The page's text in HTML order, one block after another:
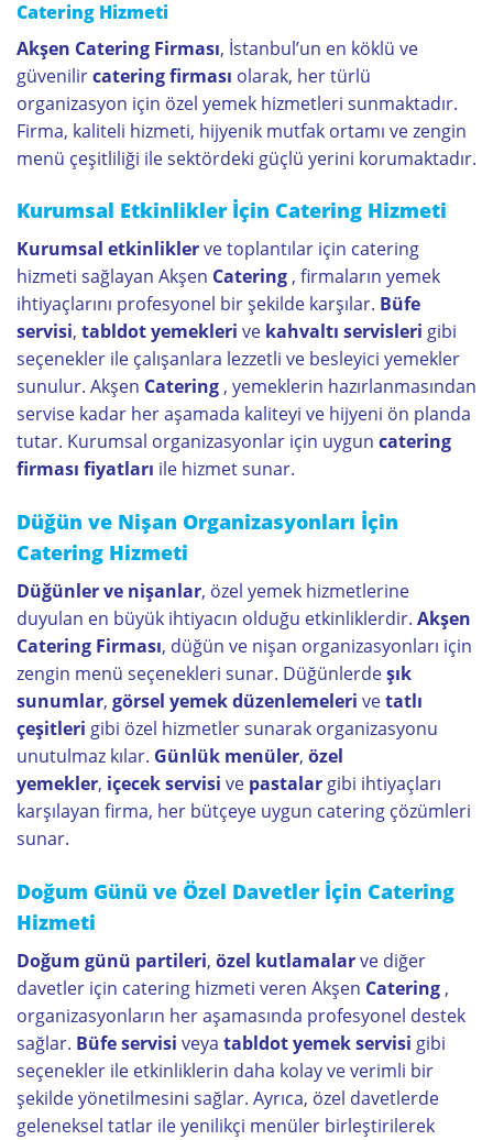
Catering Hizmeti
Akşen Catering Firması, İstanbul’un en köklü ve
güvenilircatering firması olarak, her türlü
organizasyon için özel yemek hizmetleri sunmaktadır.
Firma, kaliteli hizmeti, hijyenik mutfak ortamı ve zengin
menü çeşitliliği ile sektördeki güçlü yerini korumaktadır.
Kurumsal Etkinlikler İçin Catering Hizmeti
Kurumsal etkinliklerve toplantılar için catering
hizmeti sağlayan Akşen Catering, firmaların yemek
ihtiyaçlarını profesyonel bir şekilde karşılar. Büfe
servisi, tabldot yemekleri ve kahvaltı servisleri gibi
seçenekler ile çalışanlara lezzetli ve besleyici yemekler
sunulur. Akşen Catering, yemeklerin hazırlanmasından
servise kadar her aşamada kaliteyi ve hijyeni ön planda
tutar. Kurumsal organizasyonlar için uygun catering
firması fiyatları ile hizmet sunar.
Düğün ve Nişan Organizasyonları İçin
Catering Hizmeti
Düğünler ve nişanlar, özel yemek hizmetlerine
duyulan en büyük ihtiyacın olduğu etkinliklerdir. Akşen
Catering Firması, düğün ve nişan organizasyonları için
zengin menü seçenekleri sunar. Düğünlerdeşık
sunumlar, görsel yemek düzenlemeleri vetatlı
çeşitleri gibi özel hizmetler sunarak organizasyonu
unutulmaz kılar. Günlük menüler, özel
yemekler, içecek servisi ve pastalar gibi ihtiyaçları
karşılayan firma, her bütçeye uygun catering çözümleri
sunar.
Doğum Günü ve Özel Davetler İçin Catering
Hizmeti
Doğum günü partileri, özel kutlamalarve diğer
davetler için catering hizmeti veren Akşen Catering ,
organizasyonların her aşamasında profesyonel destek
sağlar. Büfe servisi veya tabldot yemek servisi gibi
seçenekler ile etkinliklerin daha kolay ve verimli bir
şekilde yönetilmesini sağlar. Ayrıca, özel davetlerde
geleneksel tatlar ile yenilikçi menüler birleştirilerek